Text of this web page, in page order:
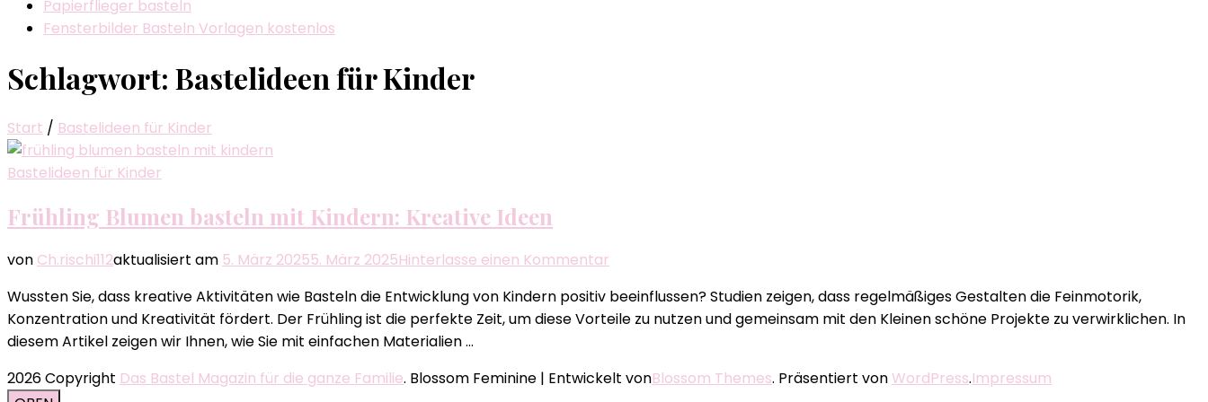
Papierflieger basteln
Fensterbilder Basteln Vorlagen kostenlos
Schlagwort: Bastelideen für Kinder
Start / Bastelideen für Kinder
Bastelideen für Kinder
Frühling Blumen basteln mit Kindern: Kreative Ideen
von Ch.rischi112aktualisiert am 5. März 20255. März 2025Hinterlasse einen Kommentar
Blumen
basteln
Kindern:
Wussten Sie, dass kreative Aktivitäten wie Basteln die Entwicklung von Kindern positiv beeinflussen? Studien zeigen, dass regelmäßiges Gestalten die Feinmotorik,
Konzentration und Kreativität fördert. Der Frühling ist die perfekte Zeit, um diese Vorteile zu nutzen und gemeinsam mit den Kleinen schöne Projekte zu verwirklichen. In
diesem Artikel zeigen wir Ihnen, wie Sie mit einfachen Materialien …
2026 Copyright Das Bastel Magazin für die ganze Familie. Blossom Feminine | Entwickelt vonBlossom Themes. Präsentiert vonWordPress.Impressum